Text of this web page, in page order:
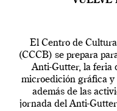
El Centro de
(CCCB) se prepara
Anti-Gutter, la feria
microedición gráfica y
además de las
jornada del Anti-